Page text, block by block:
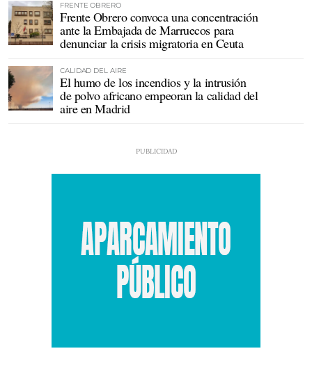
FRENTE OBRERO
Frente Obrero convoca una concentración
ante la Embajada de Marruecos para
denunciar la crisis migratoria en Ceuta
CALIDAD DEL AIRE
El humo de los incendios y la intrusión
de polvo africano empeoran la calidad del
aire en Madrid